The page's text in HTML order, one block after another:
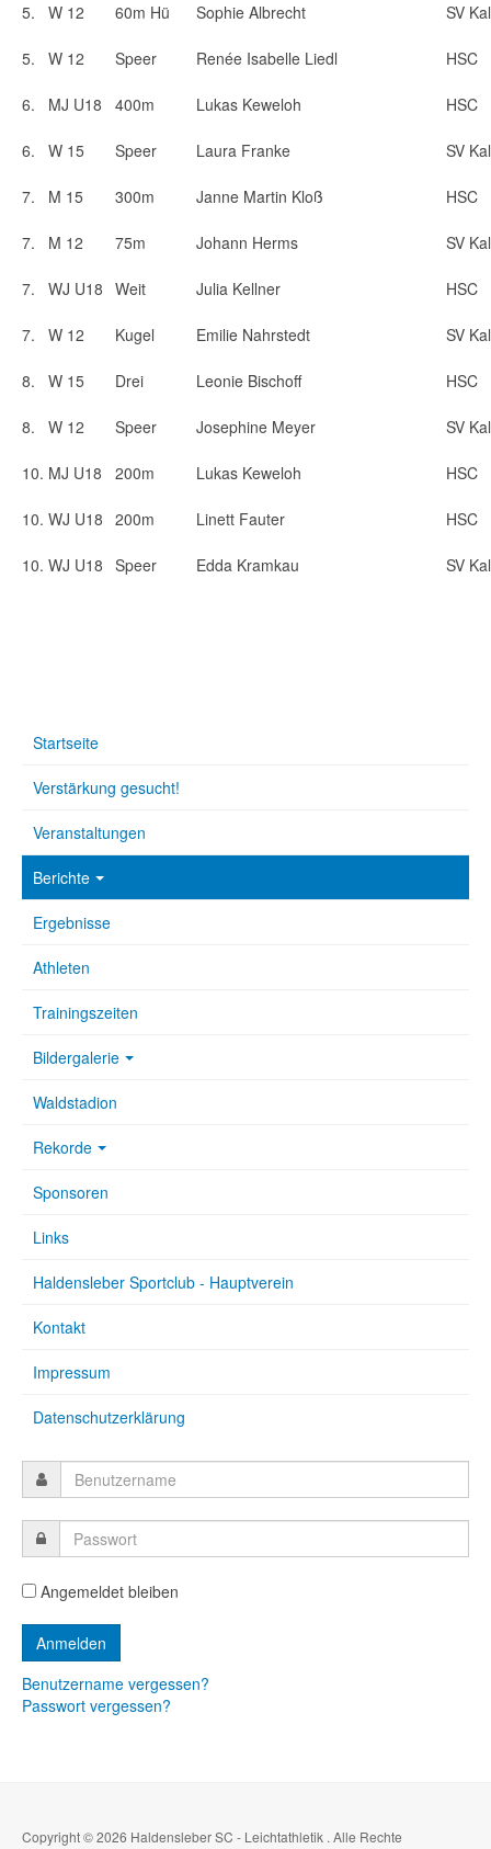
5. W 12 60m Hü Sophie Albrecht SV
5. W 12 Speer Renée Isabelle Liedl HSC
6. MJ U18 400m Lukas Keweloh HSC
6. W 15 Speer Laura Franke SV
7. M 15 300m Janne Martin Kloß HSC
7. M 12 75m Johann Herms SV
7. WJ U18 Weit Julia Kellner HSC
7. W 12 Kugel Emilie Nahrstedt SV
8. W 15 Drei Leonie Bischoff HSC
8. W 12 Speer Josephine Meyer SV
10. MJ U18 200m Lukas Keweloh HSC
10. WJ U18 200m Linett Fauter HSC
10. WJ U18 Speer Edda Kramkau SV
Startseite
Verstärkung gesucht!
Veranstaltungen
Berichte
Ergebnisse
Athleten
Trainingszeiten
Bildergalerie
Waldstadion
Rekorde
Sponsoren
Links
Haldensleber Sportclub - Hauptverein
Kontakt
Impressum
Datenschutzerklärung
Angemeldet bleiben
Benutzername vergessen?
Passwort vergessen?
Copyright © 2026 Haldensleber SC - Leichtathletik . Alle Rechte